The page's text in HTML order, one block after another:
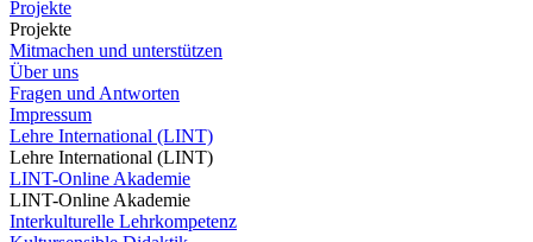
Projekte
Projekte
Mitmachen und unterstützen
Über uns
Fragen und Antworten
Impressum
Lehre International (LINT)
Lehre International (LINT)
LINT-Online Akademie
LINT-Online Akademie
Interkulturelle Lehrkompetenz